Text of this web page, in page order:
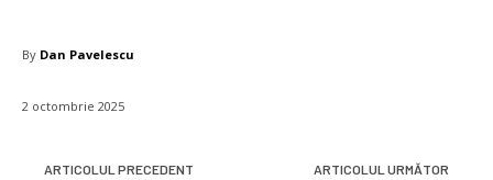
By Dan Pavelescu
2 octombrie 2025
ARTICOLUL PRECEDENT ARTICOLUL URMĂTOR